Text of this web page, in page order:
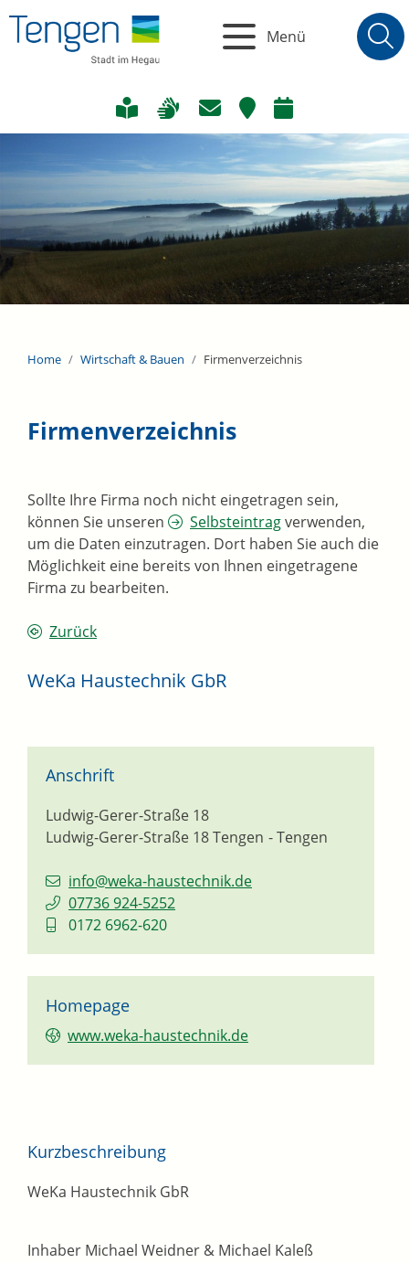
Menü
Home Wirtschaft & Bauen Firmenverzeichnis
Firmenverzeichnis
Sollte Ihre Firma noch nicht eingetragen sein,
können Sie unseren
Selbsteintragverwenden,
um die Daten einzutragen. Dort haben Sie auch die
Möglichkeit eine bereits von Ihnen eingetragene
Firma zu bearbeiten.
Zurück
WeKa Haustechnik GbR
Anschrift
Tengen
Ludwig-Gerer-Straße 18
Ludwig-Gerer-Straße 18Tengen
info@weka-haustechnik.de
07736 924-5252
0172 6962-620
Homepage
www.weka-haustechnik.de
Kurzbeschreibung
WeKa Haustechnik GbR
Inhaber Michael Weidner & Michael Kaleß